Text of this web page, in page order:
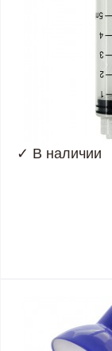
✓ В наличии